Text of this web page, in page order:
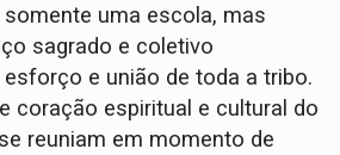
uma escola, mas
sagrado e coletivo
e união de toda a tribo.
coração espiritual e cultural do
reuniam em momento de